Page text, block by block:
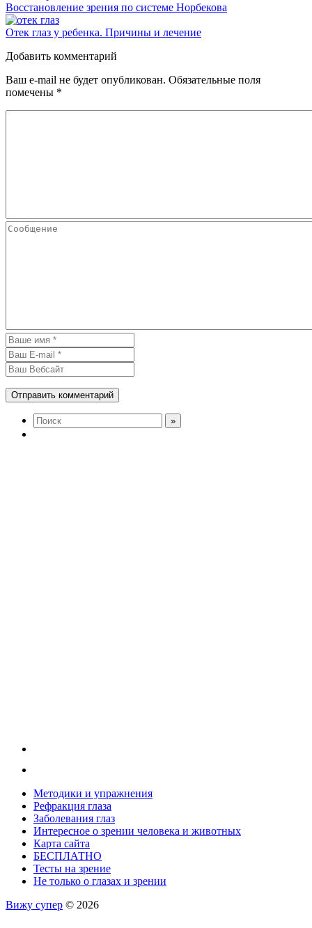
Восстановление зрения по системе Норбекова
Отек глаз у ребенка. Причины и лечение
Добавить комментарий
Ваш e-mail не будет опубликован. Обязательные поля
помечены *
Методики и упражнения
Рефракция глаза
Заболевания глаз
Интересное о зрении человека и животных
Карта сайта
БЕСПЛАТНО
Тесты на зрение
Не только о глазах и зрении
Вижу супер © 2026